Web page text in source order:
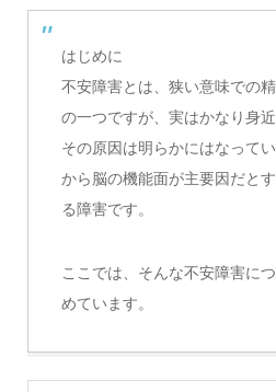
はじめに
不安障害とは、狭い意味での
の一つですが、実はかなり身
その原因は明らかにはなって
から脳の機能面が主要因だと
る障害です。
ここでは、そんな不安障害に
めています。